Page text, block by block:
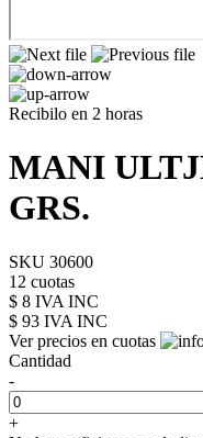
Recibilo en 2 horas
MANI
GRS.
SKU 30600
12 cuotas
$ 8 IVA INC
$ 93 IVA INC
Ver precios en cuotas
Cantidad
-
+